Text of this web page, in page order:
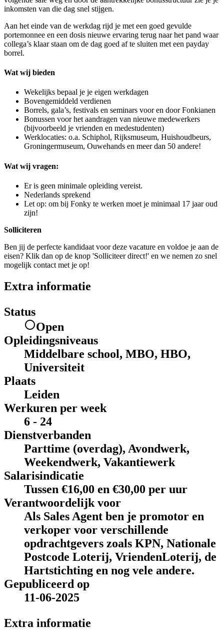
inkomsten van die dag snel stijgen.
Aan het einde van de werkdag rijd je met een goed gevulde
portemonnee en een dosis nieuwe ervaring terug naar het pand waar
collega’s klaar staan om de dag goed af te sluiten met een payday
borrel.
Wat wij bieden
Wekelijks bepaal je je eigen werkdagen
Bovengemiddeld verdienen
Borrels, gala’s, festivals en seminars voor en door Fonkianen
Bonussen voor het aandragen van nieuwe medewerkers
(bijvoorbeeld je vrienden en medestudenten)
Werklocaties: o.a. Schiphol, Rijksmuseum, Huishoudbeurs,
Groningermuseum, Ouwehands en meer dan 50 andere!
Wat wij vragen:
Er is geen minimale opleiding vereist.
Nederlands sprekend
Let op: om bij Fonky te werken moet je minimaal 17 jaar oud
zijn!
Solliciteren
Ben jij de perfecte kandidaat voor deze vacature en voldoe je aan de
eisen? Klik dan op de knop 'Solliciteer direct!' en we nemen zo snel
mogelijk contact met je op!
Extra informatie
Status
Open
Opleidingsniveaus
Middelbare school, MBO, HBO,
Universiteit
Plaats
Leiden
Werkuren per week
6 - 24
Dienstverbanden
Parttime (overdag), Avondwerk,
Weekendwerk, Vakantiewerk
Salarisindicatie
Tussen €16,00 en €30,00 per uur
Verantwoordelijk voor
Als Sales Agent ben je promotor en
verkoper voor verschillende
opdrachtgevers zoals KPN, Nationale
Postcode Loterij, VriendenLoterij, de
Hartstichting en nog vele andere.
Gepubliceerd op
11-06-2025
Extra informatie